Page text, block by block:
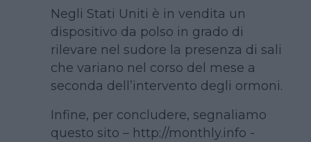
Negli Stati Uniti è in vendita un
dispositivo da polso in grado di
rilevare nel sudore la presenza di sali
che variano nel corso del mese a
seconda dell’intervento degli ormoni.
Infine, per concludere, segnaliamo
questo sito – http://monthly.info -